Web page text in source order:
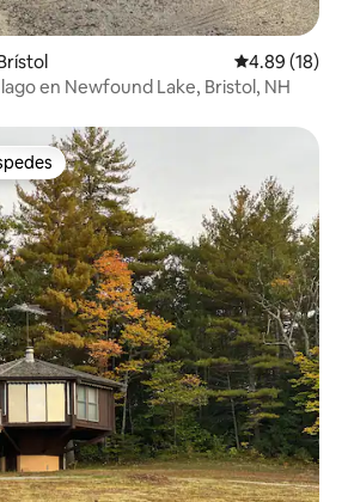
Calificación
4.89 (18)
en Newfound Lake, Bristol, NH